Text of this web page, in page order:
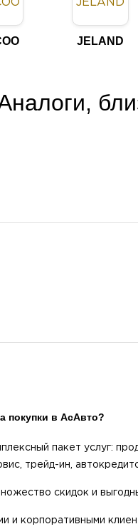
JELAND
покупки в АсАвто?
пакет услуг:
трейд-ин,
скидок и
и корпоративными